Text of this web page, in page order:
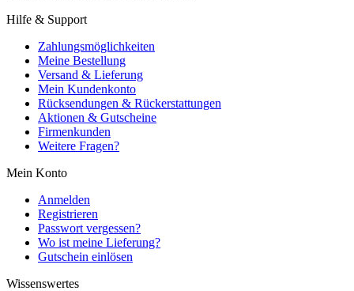
Hilfe & Support
Zahlungsmöglichkeiten
Meine Bestellung
Versand & Lieferung
Mein Kundenkonto
Rücksendungen & Rückerstattungen
Aktionen & Gutscheine
Firmenkunden
Weitere Fragen?
Mein Konto
Anmelden
Registrieren
Passwort vergessen?
Wo ist meine Lieferung?
Gutschein einlösen
Wissenswertes